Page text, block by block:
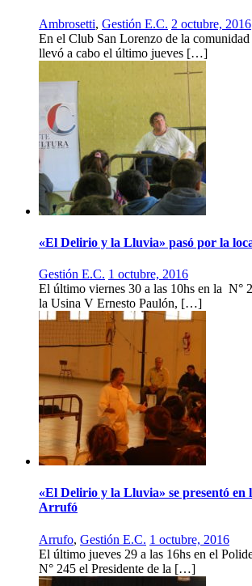
Ambrosetti, Gestión E.C. 2 octubre, 2016
En el Club San Lorenzo de la
llevó a cabo el último jueves […]
«El Delirio y la Lluvia» pasó por la
Gestión E.C. 1 octubre, 2016
El último viernes 30 a las 10hs en la N°
la Usina V Ernesto Paulón, […]
«El Delirio y la Lluvia» se presentó en
Arrufó
Arrufo, Gestión E.C. 1 octubre, 2016
El último jueves 29 a las 16hs en el
N° 245 el Presidente de la […]